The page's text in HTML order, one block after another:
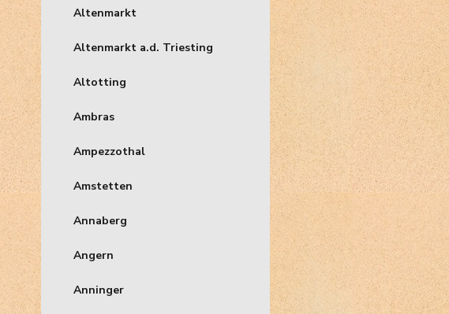
Altenmarkt
Altenmarkt a.d. Triesting
Altotting
Ambras
Ampezzothal
Amstetten
Annaberg
Angern
Anninger